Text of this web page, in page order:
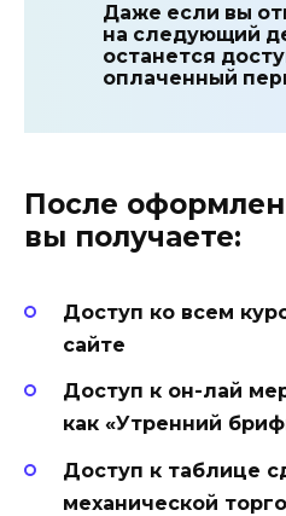
Даже если вы
на следующий
останется
оплаченный
После
вы получаете:
Доступ ко всем
сайте
Доступ к он-лай
как «Утренний
Доступ к таблице
механической